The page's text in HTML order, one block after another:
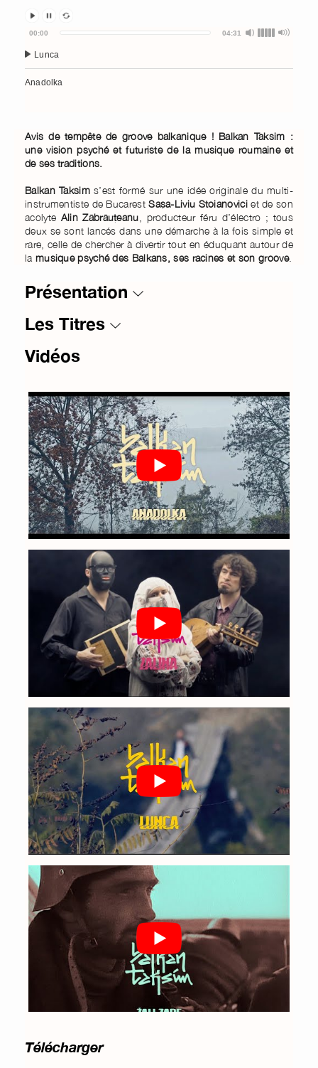
Audio
Player
Lunca
Anadolka
00:00 04:31
Avis de tempête de groove balkanique ! Balkan Taksim :
une vision psyché et futuriste de la musique roumaine et
de ses traditions.
Balkan Taksims’est formé sur une idée originale du multi-
instrumentiste de BucarestSașa-Liviu Stoianoviciet de son
acolyte AlinZăbrăuțeanu , producteur féru d’électro ; tous
deux se sont lancés dans une démarche à la fois simple et
rare, celle de chercher à divertir tout en éduquant autour de
la musique psyché des Balkans, ses racines et son groove.
Présentation
Les Titres
Vidéos
Télécharger